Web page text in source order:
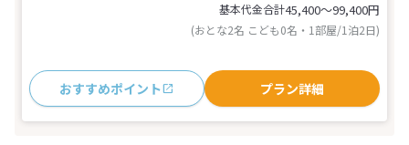
基本代金合計45,400〜99,400円
(おとな2名 こども0名・1部屋/1泊2日)
おすすめポイント プラン詳細